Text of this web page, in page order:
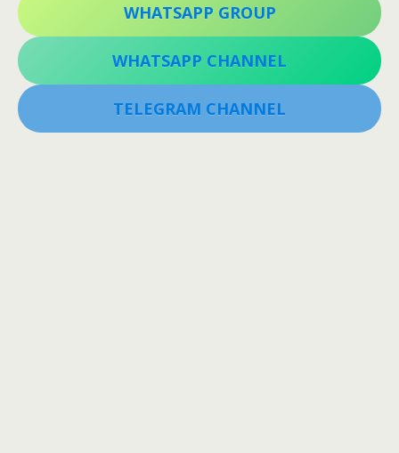
WHATSAPP GROUP
WHATSAPP CHANNEL
TELEGRAM CHANNEL